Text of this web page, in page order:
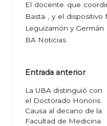
El docente que
Basta , y el
Leguizamón y Germán
BA Noticias
Navegación
de
entradas
Entrada anterior
La UBA distinguió con
el Doctorado Honoris
Causa al decano de la
Facultad de Medicina